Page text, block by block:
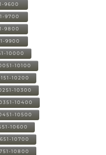
9600
9700
9800
9900
10000
10100
10200
10300
10400
10500
10600
10700
10800